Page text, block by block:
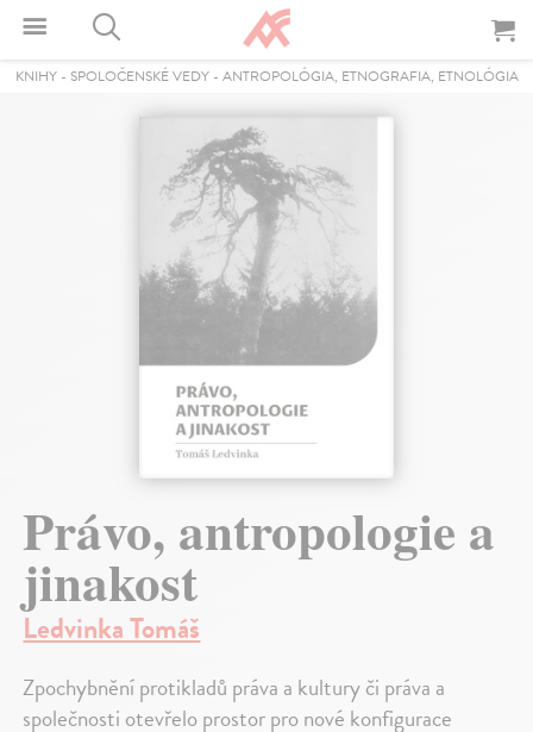
KNIHY- SPOLOČENSKÉ VEDY- ANTROPOLÓGIA, ETNOGRAFIA, ETNOLÓGIA
Právo, antropologie a
jinakost
Ledvinka Tomáš
Zpochybnění protikladů práva a kultury či práva a
společnosti otevřelo prostor pro nové konfigurace